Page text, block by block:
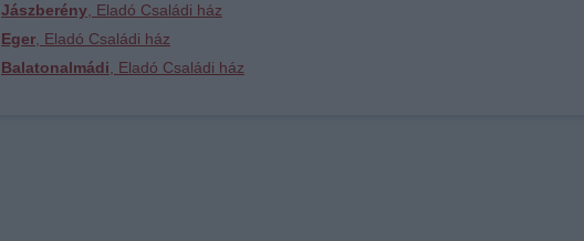
Jászberény , Eladó Családi ház
Eger , Eladó Családi ház
Balatonalmádi , Eladó Családi ház